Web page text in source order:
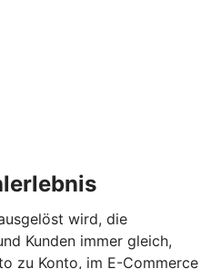
wird, die
Kunden immer gleich,
zu Konto, im E-Commerce